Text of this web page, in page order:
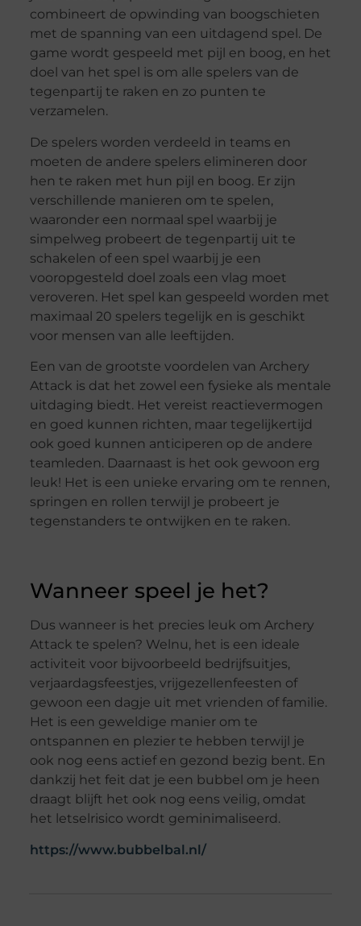
combineert de opwinding van boogschieten
met de spanning van een uitdagend spel. De
game wordt gespeeld met pijl en boog, en het
doel van het spel is om alle spelers van de
tegenpartij te raken en zo punten te
verzamelen.
De spelers worden verdeeld in teams en
moeten de andere spelers elimineren door
hen te raken met hun pijl en boog. Er zijn
verschillende manieren om te spelen,
waaronder een normaal spel waarbij je
simpelweg probeert de tegenpartij uit te
schakelen of een spel waarbij je een
vooropgesteld doel zoals een vlag moet
veroveren. Het spel kan gespeeld worden met
maximaal 20 spelers tegelijk en is geschikt
voor mensen van alle leeftijden.
Een van de grootste voordelen van Archery
Attack is dat het zowel een fysieke als mentale
uitdaging biedt. Het vereist reactievermogen
en goed kunnen richten, maar tegelijkertijd
ook goed kunnen anticiperen op de andere
teamleden. Daarnaast is het ook gewoon erg
leuk! Het is een unieke ervaring om te rennen,
springen en rollen terwijl je probeert je
tegenstanders te ontwijken en te raken.
Wanneer speel je het?
Dus wanneer is het precies leuk om Archery
Attack te spelen? Welnu, het is een ideale
activiteit voor bijvoorbeeld bedrijfsuitjes,
verjaardagsfeestjes, vrijgezellenfeesten of
gewoon een dagje uit met vrienden of familie.
Het is een geweldige manier om te
ontspannen en plezier te hebben terwijl je
ook nog eens actief en gezond bezig bent. En
dankzij het feit dat je een bubbel om je heen
draagt blijft het ook nog eens veilig, omdat
het letselrisico wordt geminimaliseerd.
https://www.bubbelbal.nl/